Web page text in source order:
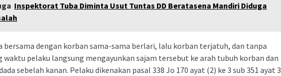
Inspektorat Tuba Diminta Usut Tuntas DD Beratasena Mandiri Diduga
bersama dengan korban sama-sama berlari, lalu korban terjatuh, dan tanpa
waktu pelaku langsung mengayunkan sajam tersebut ke arah tubuh korban dan
sebelah kanan. Pelaku dikenakan pasal 338 Jo 170 ayat (2) ke 3 sub 351 ayat 3